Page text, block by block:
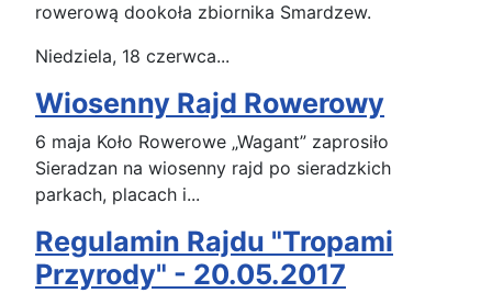
rowerową dookoła zbiornika Smardzew.
Niedziela, 18 czerwca...
Wiosenny Rajd Rowerowy
6 maja Koło Rowerowe „Wagant” zaprosiło
Sieradzan na wiosenny rajd po sieradzkich
parkach, placach i...
Regulamin Rajdu "Tropami
Przyrody" - 20.05.2017